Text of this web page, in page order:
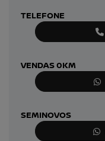
TELEFONE
VENDAS 0KM
SEMINOVOS